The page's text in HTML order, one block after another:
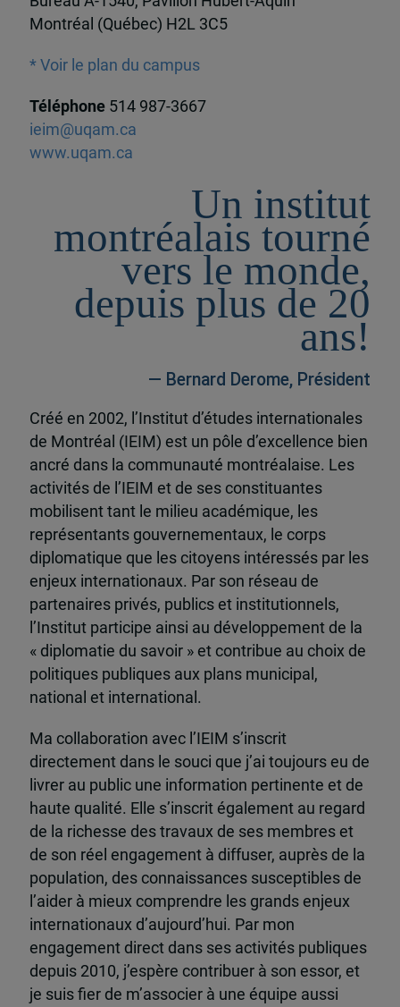
Montréal (Québec) H2L 3C5
* Voir le plan du campus
Téléphone 514 987-3667
ieim@uqam.ca
www.uqam.ca
Un institut
montréalais tourné
vers le monde,
depuis plus de 20
ans!
— Bernard Derome, Président
Créé en 2002, l’Institut d’études internationales
de Montréal (IEIM) est un pôle d’excellence bien
ancré dans la communauté montréalaise. Les
activités de l’IEIM et de ses constituantes
mobilisent tant le milieu académique, les
représentants gouvernementaux, le corps
diplomatique que les citoyens intéressés par les
enjeux internationaux. Par son réseau de
partenaires privés, publics et institutionnels,
l’Institut participe ainsi au développement de la
« diplomatie du savoir » et contribue au choix de
politiques publiques aux plans municipal,
national et international.
Ma collaboration avec l’IEIM s’inscrit
directement dans le souci que j’ai toujours eu de
livrer au public une information pertinente et de
haute qualité. Elle s’inscrit également au regard
de la richesse des travaux de ses membres et
de son réel engagement à diffuser, auprès de la
population, des connaissances susceptibles de
l’aider à mieux comprendre les grands enjeux
internationaux d’aujourd’hui. Par mon
engagement direct dans ses activités publiques
depuis 2010, j’espère contribuer à son essor, et
je suis fier de m’associer à une équipe aussi